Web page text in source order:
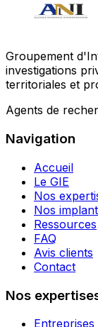
Groupement
investigations
territoriales et
Agents de
Navigation
Accueil
Le GIE
Nos
Nos
Ressources
FAQ
Avis clients
Contact
Nos
Entreprises